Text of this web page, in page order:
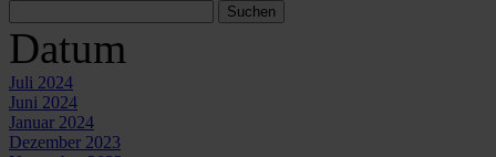
Datum
Juli 2024
Juni 2024
Januar 2024
Dezember 2023